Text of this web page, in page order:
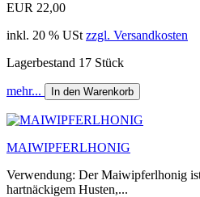
EUR 22,00
inkl. 20 % USt zzgl. Versandkosten
Lagerbestand 17 Stück
mehr... In den Warenkorb
MAIWIPFERLHONIG
Verwendung: Der Maiwipferlhonig
hartnäckigem Husten,...